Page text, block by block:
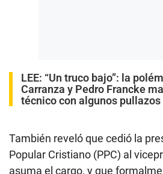
LEE: “Un truco bajo”: la
Carranza y Pedro Francke
técnico con algunos
También reveló que cedió la
Popular Cristiano (PPC) al
asuma el cargo, y que